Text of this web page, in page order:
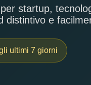
startup,
e
ultimi 7 giorni